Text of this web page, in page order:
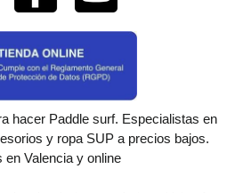
hacer Paddle surf. Especialistas en
y ropa SUP a precios bajos.
en Valencia y online